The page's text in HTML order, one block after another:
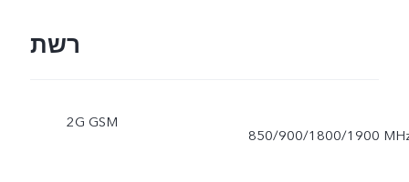
רשת
2G GSM
850/900/1800/1900